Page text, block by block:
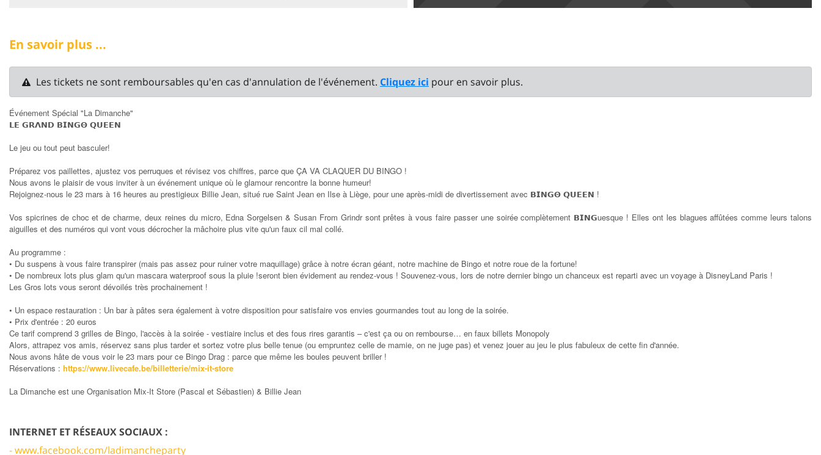
En savoir plus ...
Les tickets ne sont remboursables qu'en cas d'annulation de l'événement. Cliquez ici pour en savoir plus.
Événement Spécial "La Dimanche"
𝗟𝗘 𝗚𝗥𝝠𝗡𝗗 𝗕𝗜𝗡𝗚𝝝 𝗤𝗨𝗘𝗘𝗡
Le jeu ou tout peut basculer!
Préparez vos paillettes, ajustez vos perruques et révisez vos chiffres, parce que ÇA VA CLAQUER DU BINGO !
Nous avons le plaisir de vous inviter à un événement unique où le glamour rencontre la bonne humeur!
Rejoignez-nous le 23 mars à 16 heures au prestigieux Billie Jean, situé rue Saint Jean en Ilse à Liège, pour une après-midi de divertissement avec 𝗕𝗜𝗡𝗚𝝝 𝗤𝗨𝗘𝗘𝗡 !
Vos spicrines de choc et de charme, deux reines du micro, Edna Sorgelsen & Susan From Grindr sont prêtes à vous faire passer une soirée complètement 𝗕𝗜𝗡𝗚uesque ! Elles ont les blagues affûtées comme leurs talons
aiguilles et des numéros qui vont vous décrocher la mâchoire plus vite qu'un faux cil mal collé.
Au programme :
• Du suspens à vous faire transpirer (mais pas assez pour ruiner votre maquillage) grâce à notre écran géant, notre machine de Bingo et notre roue de la fortune!
• De nombreux lots plus glam qu'un mascara waterproof sous la pluie !seront bien évidement au rendez-vous ! Souvenez-vous, lors de notre dernier bingo un chanceux est reparti avec un voyage à DisneyLand Paris !
Les Gros lots vous seront dévoilés très prochainement !
• Un espace restauration : Un bar à pâtes sera également à votre disposition pour satisfaire vos envies gourmandes tout au long de la soirée.
• Prix d'entrée : 20 euros
Ce tarif comprend 3 grilles de Bingo, l'accès à la soirée - vestiaire inclus et des fous rires garantis – c'est ça ou on rembourse… en faux billets Monopoly
Alors, attrapez vos amis, réservez sans plus tarder et sortez votre plus belle tenue (ou empruntez celle de mamie, on ne juge pas) et venez jouer au jeu le plus fabuleux de cette fin d'année.
Nous avons hâte de vous voir le 23 mars pour ce Bingo Drag : parce que même les boules peuvent briller !
Réservations : https://www.livecafe.be/billetterie/mix-it-store
La Dimanche est une Organisation Mix-It Store (Pascal et Sébastien) & Billie Jean
INTERNET ET RÉSEAUX SOCIAUX :
- www.facebook.com/ladimancheparty